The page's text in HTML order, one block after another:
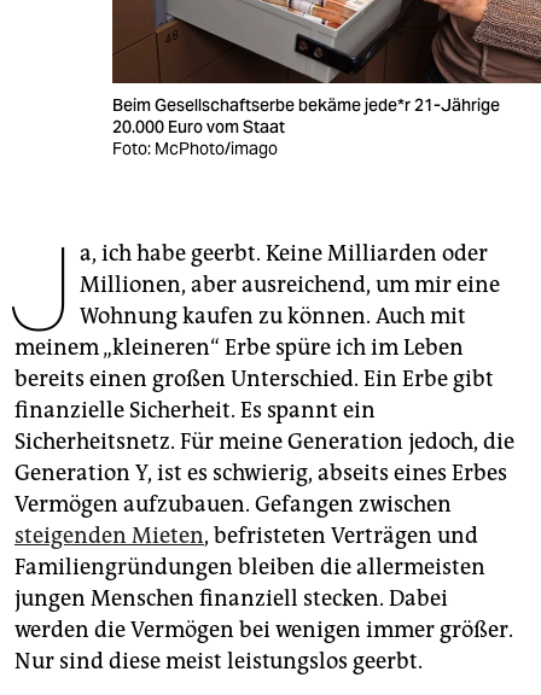
veranstaltungen
genossenschaft
epaper login
Beim Gesellschaftserbe bekäme je­de*r 21-Jährige
20.000 Euro vom Staat
Foto: McPhoto/imago
J a, ich habe geerbt. Keine Milliarden oder
Millionen, aber ausreichend, um mir eine
Wohnung kaufen zu können. Auch mit
meinem „kleineren“ Erbe spüre ich im Leben
bereits einen großen Unterschied. Ein Erbe gibt
finanzielle Sicherheit. Es spannt ein
Sicherheitsnetz. Für meine Generation jedoch, die
Generation Y, ist es schwierig, abseits eines Erbes
Vermögen aufzubauen. Gefangen zwischen
steigenden Mieten, befristeten Verträgen und
Familiengründungen bleiben die allermeisten
jungen Menschen finanziell stecken. Dabei
werden die Vermögen bei wenigen immer größer.
Nur sind diese meist leistungslos geerbt.